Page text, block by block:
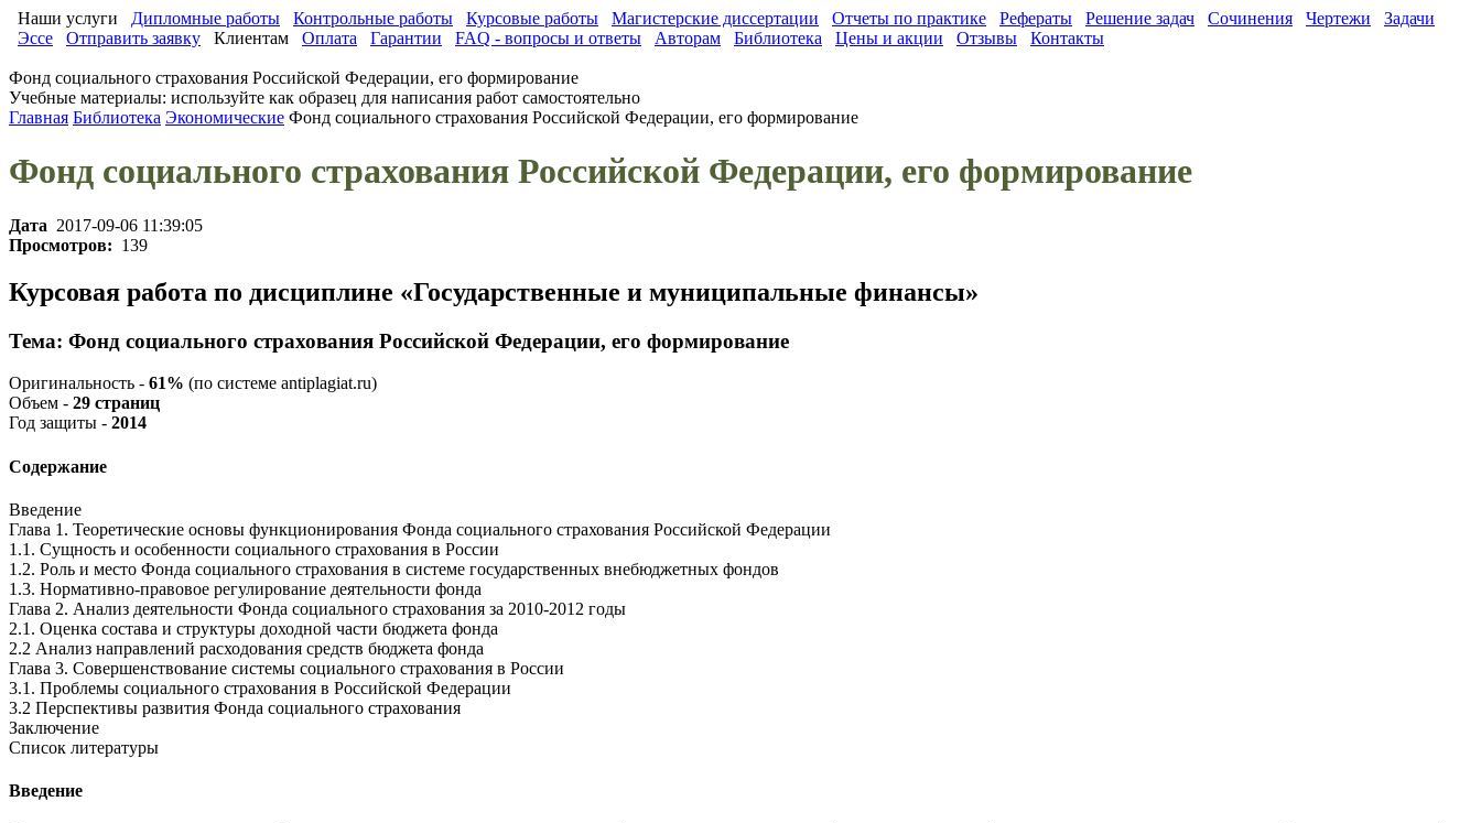
Наши услуги Дипломные работы Контрольные работы Курсовые работы Магистерские диссертации Отчеты по практике Рефераты Решение задач Сочинения Чертежи
Задачи
Эссе
Отправить заявку Клиентам Оплата Гарантии FAQ - вопросы и ответы Авторам Библиотека Цены и акции Отзывы Контакты
Фонд социального страхования Российской Федерации, его формирование
Учебные материалы: используйте как образец для написания работ самостоятельно
Главная Библиотека Экономические Фонд социального страхования Российской Федерации, его формирование
Фонд социального страхования Российской Федерации, его формирование
Дата 2017-09-06 11:39:05
Просмотров: 139
Курсовая работа по дисциплине «Государственные и муниципальные финансы»
Тема: Фонд социального страхования Российской Федерации, его формирование
Оригинальность - 61% (по системе antiplagiat.ru)
Объем - 29 страниц
Год защиты - 2014
Содержание
Введение
Глава 1. Теоретические основы функционирования Фонда социального страхования Российской Федерации
1.1. Сущность и особенности социального страхования в России
1.2. Роль и место Фонда социального страхования в системе государственных внебюджетных фондов
1.3. Нормативно-правовое регулирование деятельности фонда
Глава 2. Анализ деятельности Фонда социального страхования за 2010-2012 годы
2.1. Оценка состава и структуры доходной части бюджета фонда
2.2 Анализ направлений расходования средств бюджета фонда
Глава 3. Совершенствование системы социального страхования в России
3.1. Проблемы социального страхования в Российской Федерации
3.2 Перспективы развития Фонда социального страхования
Заключение
Список литературы
Введение